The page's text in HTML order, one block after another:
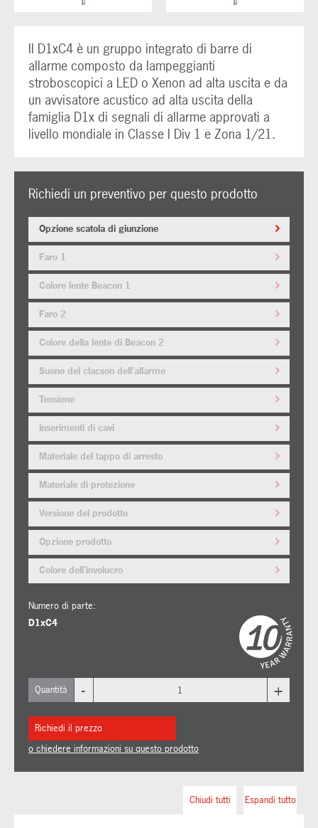
Il D1xC4 è un gruppo integrato di barre di
allarme composto da lampeggianti
stroboscopici a LED o Xenon ad alta uscita e da
un avvisatore acustico ad alta uscita della
famiglia D1x di segnali di allarme approvati a
livello mondiale in Classe I Div 1 e Zona 1/21.
Richiedi un preventivo per questo prodotto
Opzione scatola di giunzione
Faro 1
Colore lente Beacon 1
Faro 2
Colore della lente di Beacon 2
Suono del clacson dell'allarme
Tensione
Inserimenti di cavi
Materiale del tappo di arresto
Materiale di protezione
Versione del prodotto
Opzione prodotto
Colore dell'involucro
Numero di parte:
D1xC4
Quantità - +
Richiedi il prezzo
o chiedere informazioni su questo prodotto
Espandi tutto
Chiudi tutti